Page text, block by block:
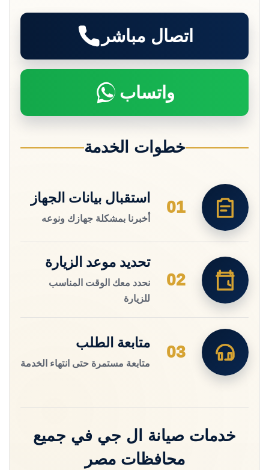
اتصال مباشر
واتساب
خطوات الخدمة
01
استقبال بيانات الجهاز
أخبرنا بمشكلة جهازك ونوعه
02
تحديد موعد الزيارة
نحدد معك الوقت المناسب
للزيارة
03
متابعة الطلب
متابعة مستمرة حتى انتهاء الخدمة
خدمات صيانة ال جي في جميع
محافظات مصر